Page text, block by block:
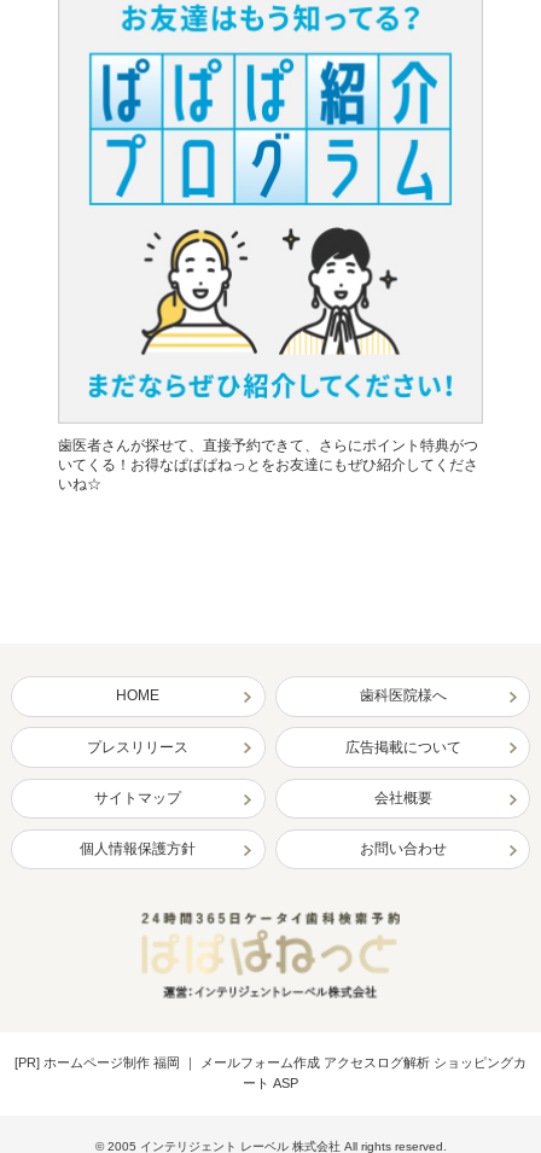
歯医者さんが探せて、直接予約できて、さらにポイント特典がつ
いてくる！お得なぱぱぱねっとをお友達にもぜひ紹介してくださ
いね☆
HOME 歯科医院様へ
プレスリリース 広告掲載について
サイトマップ 会社概要
個人情報保護方針 お問い合わせ
[PR] ホームページ制作 福岡
メールフォーム作成 アクセスログ解析 ショッピングカ
ート ASP
© 2005 インテリジェント レーベル 株式会社 All rights reserved.